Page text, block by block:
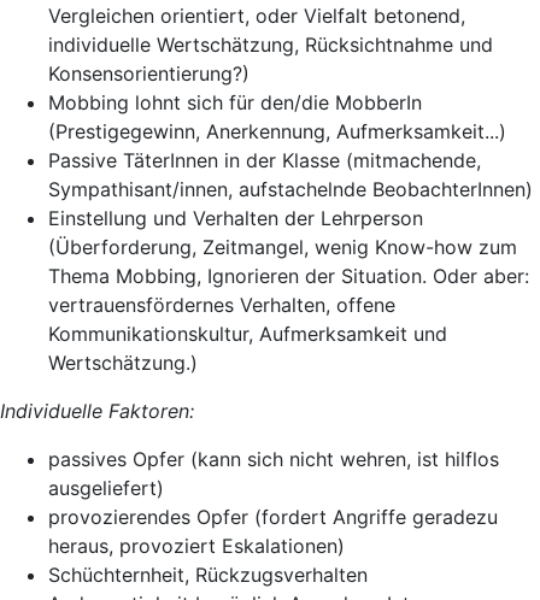
Vergleichen orientiert, oder Vielfalt betonend,
individuelle Wertschätzung, Rücksichtnahme und
Konsensorientierung?)
Mobbing lohnt sich für den/die MobberIn
(Prestigegewinn, Anerkennung, Aufmerksamkeit...)
Passive TäterInnen in der Klasse (mitmachende,
Sympathisant/innen, aufstachelnde BeobachterInnen)
Einstellung und Verhalten der Lehrperson
(Überforderung, Zeitmangel, wenig Know-how zum
Thema Mobbing, Ignorieren der Situation. Oder aber:
vertrauensfördernes Verhalten, offene
Kommunikationskultur, Aufmerksamkeit und
Wertschätzung.)
Individuelle Faktoren:
passives Opfer (kann sich nicht wehren, ist hilflos
ausgeliefert)
provozierendes Opfer (fordert Angriffe geradezu
heraus, provoziert Eskalationen)
Schüchternheit, Rückzugsverhalten